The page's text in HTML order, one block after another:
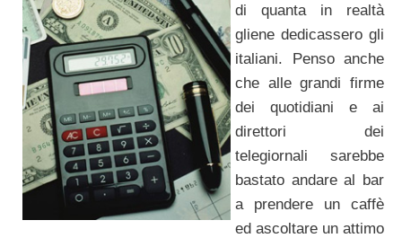
di quanta in realtà
gliene dedicassero gli
italiani. Penso anche
che alle grandi firme
dei quotidiani e ai
direttori dei
telegiornali sarebbe
bastato andare al bar
a prendere un caffè
ed ascoltare un attimo